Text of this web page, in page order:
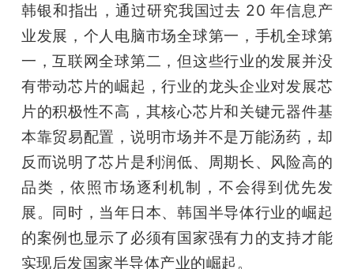
韩银和指出，通过研究我国过去 20 年信息产
业发展，个人电脑市场全球第一，手机全球第
一，互联网全球第二，但这些行业的发展并没
有带动芯片的崛起，行业的龙头企业对发展芯
片的积极性不高，其核心芯片和关键元器件基
本靠贸易配置，说明市场并不是万能汤药，却
反而说明了芯片是利润低、周期长、风险高的
品类，依照市场逐利机制，不会得到优先发
展。同时，当年日本、韩国半导体行业的崛起
的案例也显示了必须有国家强有力的支持才能
实现后发国家半导体产业的崛起。